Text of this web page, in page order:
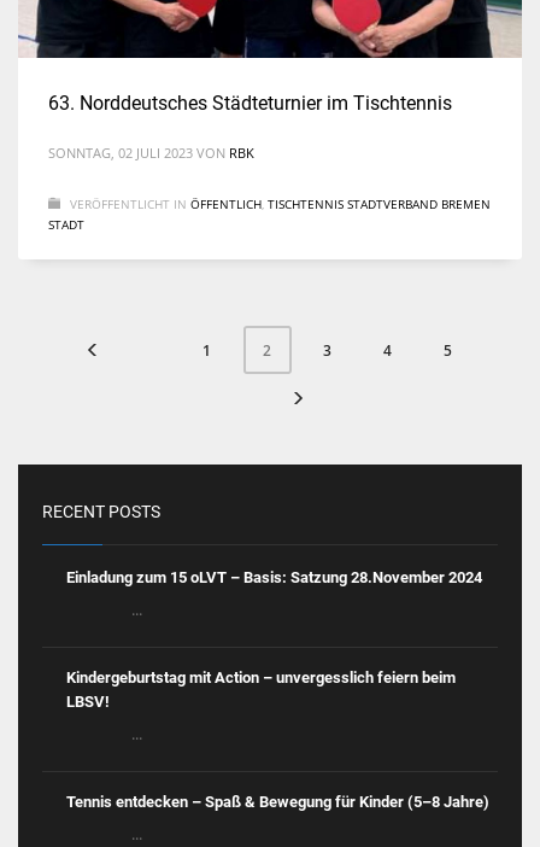
63. Norddeutsches Städteturnier im Tischtennis
SONNTAG, 02 JULI 2023 VON RBK
VERÖFFENTLICHT IN ÖFFENTLICH TISCHTENNIS STADTVERBAND BREMEN
STADT
1 2 3 4 5
RECENT POSTS
Einladung zum 15 oLVT – Basis: Satzung 28.November 2024
...
Kindergeburtstag mit Action – unvergesslich feiern beim
LBSV!
...
Tennis entdecken – Spaß & Bewegung für Kinder (5–8 Jahre)
...